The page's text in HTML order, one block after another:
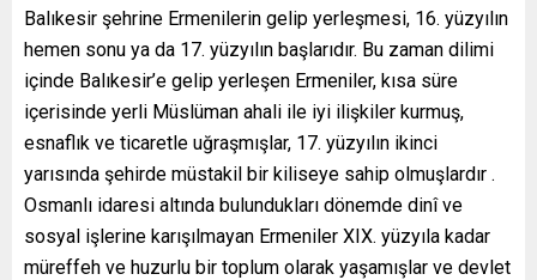
Balıkesir şehrine Ermenilerin gelip yerleşmesi, 16. yüzyılın
hemen sonu ya da 17. yüzyılın başlarıdır. Bu zaman dilimi
içinde Balıkesir’e gelip yerleşen Ermeniler, kısa süre
içerisinde yerli Müslüman ahali ile iyi ilişkiler kurmuş,
esnaflık ve ticaretle uğraşmışlar, 17. yüzyılın ikinci
yarısında şehirde müstakil bir kiliseye sahip olmuşlardır .
Osmanlı idaresi altında bulundukları dönemde dinî ve
sosyal işlerine karışılmayan Ermeniler XIX. yüzyıla kadar
müreffeh ve huzurlu bir toplum olarak yaşamışlar ve devlet